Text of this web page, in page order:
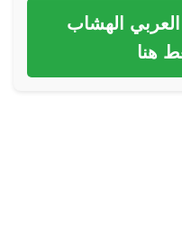
الهشاب
هنا